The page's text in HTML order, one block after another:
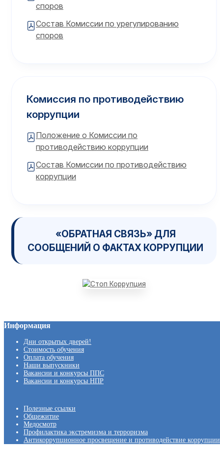
споров
Состав Комиссии по урегулированию
споров
Комиссия по противодействию
коррупции
Положение о Комиссии по
противодействию коррупции
Состав Комиссии по противодействию
коррупции
«ОБРАТНАЯ СВЯЗЬ» ДЛЯ
СООБЩЕНИЙ О ФАКТАХ КОРРУПЦИИ
Информация
Дни открытых дверей!
Стоимость обучения
Оплата обучения
Наши выпускники
Вакансии и конкурсы ППС
Вакансии и конкурсы НПР
Полезные ссылки
Общежитие
Медосмотр
Профилактика экстремизма и терроризма
Антикоррупционное просвещение и противодействие коррупции